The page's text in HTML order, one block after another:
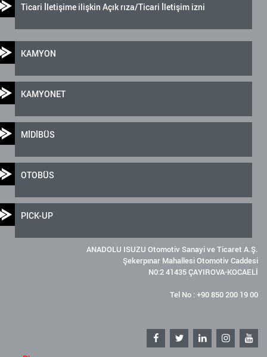
Ticari İletişime ilişkin Açık rıza/Ticari İletişim izni
KAMYON
KAMYONET
MİDİBÜS
OTOBÜS
PICK-UP
ANADOLU ISUZU Otomotiv Sanayi ve Ticaret A.Ş.
Şekerpınar Mahallesi Otomotiv Caddesi
N0:2 41435 ÇAYIROVA-KOCAELİ
Tel No : +90 850 200 19 00